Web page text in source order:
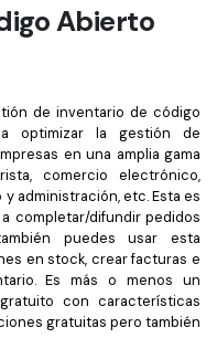
Abierto
de inventario de código
optimizar la gestión de
en una amplia gama
comercio electrónico,
administración, etc. Esta es
completar/difundir pedidos
puedes usar esta
en stock, crear facturas e
Es más o menos un
con características
gratuitas pero también